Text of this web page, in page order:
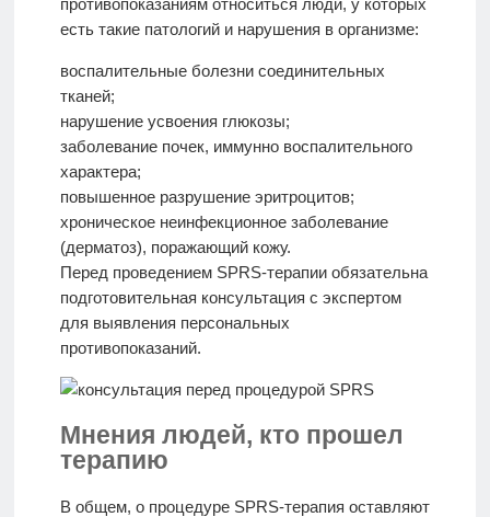
противопоказаниям относиться люди, у которых
есть такие патологий и нарушения в организме:
воспалительные болезни соединительных
тканей;
нарушение усвоения глюкозы;
заболевание почек, иммунно воспалительного
характера;
повышенное разрушение эритроцитов;
хроническое неинфекционное заболевание
(дерматоз), поражающий кожу.
Перед проведением SPRS-терапии обязательна
подготовительная консультация с экспертом
для выявления персональных
противопоказаний.
Мнения людей, кто прошел
терапию
В общем, о процедуре SPRS-терапия оставляют